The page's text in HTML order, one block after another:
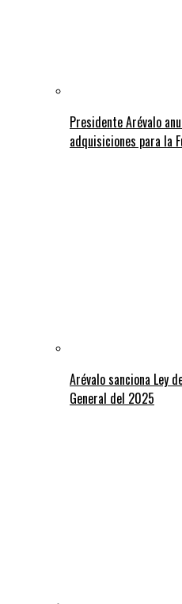
Presidente Arévalo
adquisiciones para la
Arévalo sanciona Ley
General del 2025